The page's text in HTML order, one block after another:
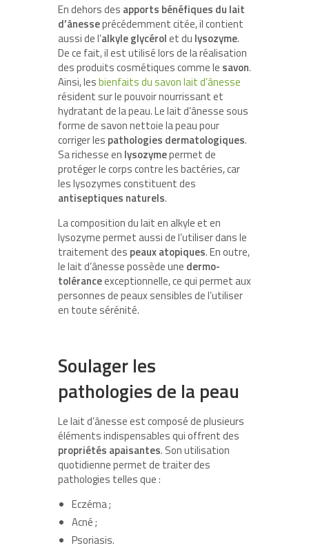
En dehors des apports bénéfiques du lait
d’ânesseprécédemment citée, il contient
aussi de l’alkyle glycérolet du lysozyme.
De ce fait, il est utilisé lors de la réalisation
des produits cosmétiques comme le savon.
Ainsi, lesbienfaits du savon lait d’ânesse
résident sur le pouvoir nourrissant et
hydratant de la peau. Le lait d’ânesse sous
forme de savon nettoie la peau pour
corriger les pathologies dermatologiques.
Sa richesse en lysozymepermet de
protéger le corps contre les bactéries, car
les lysozymes constituent des
antiseptiques naturels.
La composition du lait en alkyle et en
lysozyme permet aussi de l’utiliser dans le
traitement des peaux atopiques. En outre,
le lait d’ânesse possède une dermo-
toléranceexceptionnelle, ce qui permet aux
personnes de peaux sensibles de l’utiliser
en toute sérénité.
Soulager les
pathologies de la peau
Le lait d’ânesse est composé de plusieurs
éléments indispensables qui offrent des
propriétés apaisantes. Son utilisation
quotidienne permet de traiter des
pathologies telles que :
Eczéma ;
Acné ;
Psoriasis.